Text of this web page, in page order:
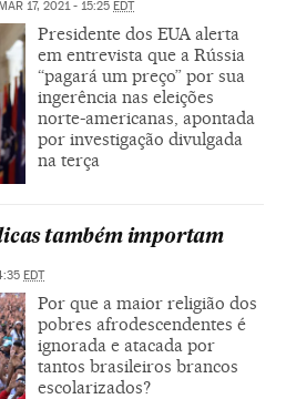
17, 2021 - 15:25 EDT
Presidente dos EUA alerta
em entrevista que a Rússia
“pagará um preço” por sua
ingerência nas eleições
norte-americanas, apontada
por investigação divulgada
na terça
também importam
EDT
Por que a maior religião dos
pobres afrodescendentes é
ignorada e atacada por
tantos brasileiros brancos
escolarizados?